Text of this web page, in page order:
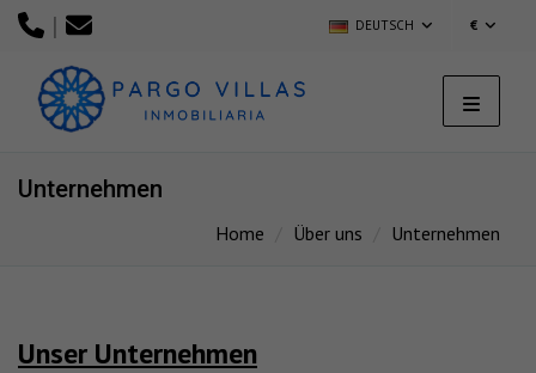
| DEUTSCH €
Unternehmen
Home Über uns Unternehmen
Unser Unternehmen